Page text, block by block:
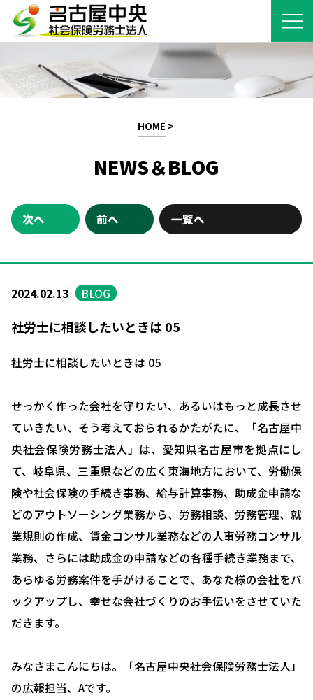
HOME >
NEWS＆BLOG
次へ 前へ 一覧へ
2024.02.13 BLOG
社労士に相談したいときは 05
社労士に相談したいときは 05
せっかく作った会社を守りたい、あるいはもっと成長させ
ていきたい、そう考えておられるかたがたに、「名古屋中
央社会保険労務士法人」は、愛知県名古屋市を拠点にし
て、岐阜県、三重県などの広く東海地方において、労働保
険や社会保険の手続き事務、給与計算事務、助成金申請な
どのアウトソーシング業務から、労務相談、労務管理、就
業規則の作成、賃金コンサル業務などの人事労務コンサル
業務、さらには助成金の申請などの各種手続き業務まで、
あらゆる労務案件を手がけることで、あなた様の会社をバ
ックアップし、幸せな会社づくりのお手伝いをさせていた
だきます。
みなさまこんにちは。「名古屋中央社会保険労務士法人」
の広報担当、Aです。